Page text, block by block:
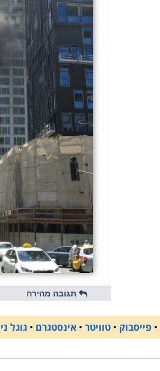
תגובה מהירה
• פייסבוק • טוויטר • אינסטגרם • גוגל